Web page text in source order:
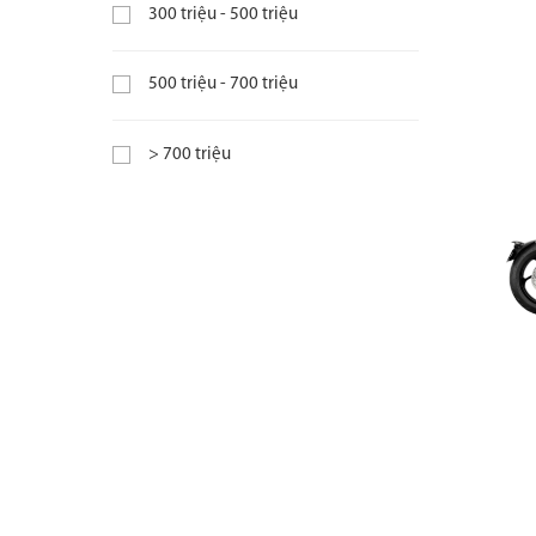
300 triệu - 500 triệu
500 triệu - 700 triệu
> 700 triệu